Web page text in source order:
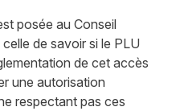
posée au Conseil
de savoir si le PLU
de cet accès
une autorisation
respectant pas ces